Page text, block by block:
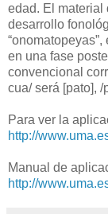
edad. El material
desarrollo
en una fase
convencional
cua/ será [pato], /
Para ver la
http://
Manual de
http://